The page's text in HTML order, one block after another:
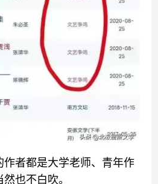
者都是大学老师、青年作
也不白吹。